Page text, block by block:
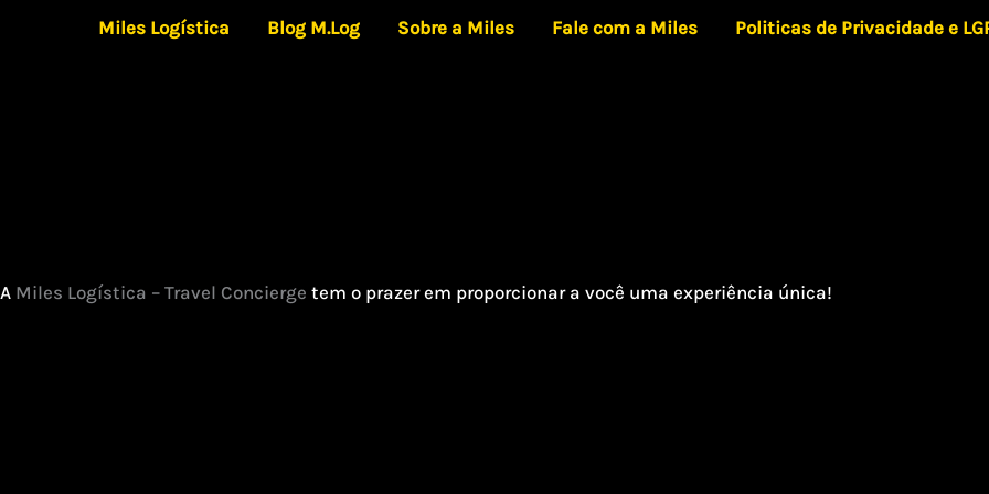
Miles Logística Blog M.Log Sobre a Miles Fale com a Miles Politicas de Privacidade e
A Miles Logística – Travel Concierge tem o prazer em proporcionar a você uma experiência única!